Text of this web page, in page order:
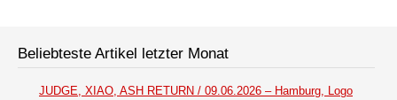
Beliebteste Artikel letzter Monat
JUDGE, XIAO, ASH RETURN / 09.06.2026 – Hamburg, Logo